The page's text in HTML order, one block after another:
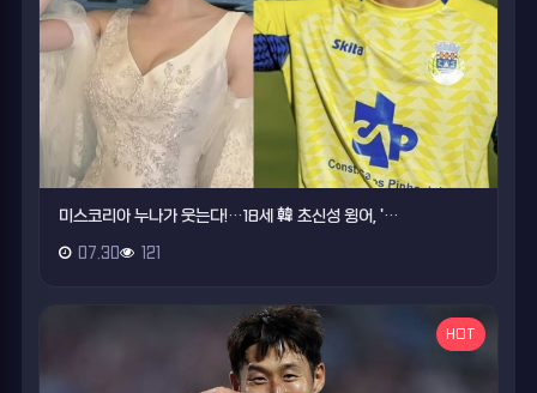
미스코리아 누나가 웃는다!…18세 韓 초신성 윙어, '…
07.30 121
HOT